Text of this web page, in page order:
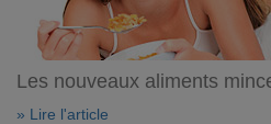
Les nouveaux aliments
» Lire l'article